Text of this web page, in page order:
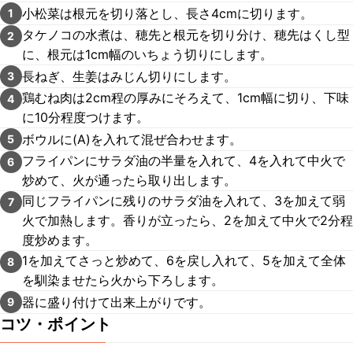
1 小松菜は根元を切り落とし、長さ4cmに切ります。
2
タケノコの水煮は、穂先と根元を切り分け、穂先はくし型
に、根元は1cm幅のいちょう切りにします。
3 長ねぎ、生姜はみじん切りにします。
4 鶏むね肉は2cm程の厚みにそろえて、1cm幅に切り、下味
に10分程度つけます。
5 ボウルに(A)を入れて混ぜ合わせます。
6
フライパンにサラダ油の半量を入れて、4を入れて中火で
炒めて、火が通ったら取り出します。
7
同じフライパンに残りのサラダ油を入れて、3を加えて弱
火で加熱します。香りが立ったら、2を加えて中火で2分程
度炒めます。
8
1を加えてさっと炒めて、6を戻し入れて、5を加えて全体
を馴染ませたら火から下ろします。
9 器に盛り付けて出来上がりです。
コツ・ポイント